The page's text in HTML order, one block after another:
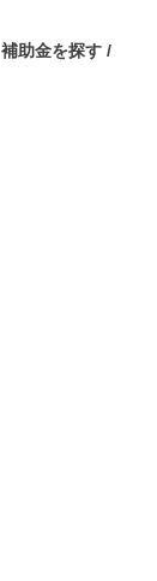
補助金を探す